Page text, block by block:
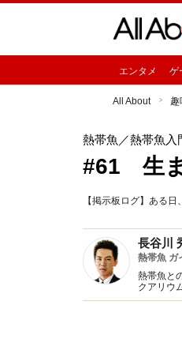
エンタメ ゲ
All About 趣
熱帯魚 ／熱帯魚入
#61 生ま
【掲示板ログ】ある
長谷川
熱帯魚 ガ
熱帯魚と
クアリウ
影などを